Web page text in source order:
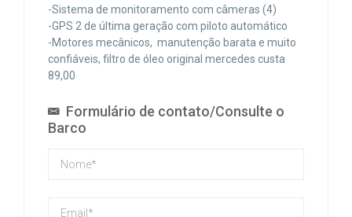
-Sistema de monitoramento com câmeras (4)
-GPS 2 de última geração com piloto automático
-Motores mecânicos, manutenção barata e muito
confiáveis, filtro de óleo original mercedes custa
89,00
Formulário de contato/Consulte o
Barco